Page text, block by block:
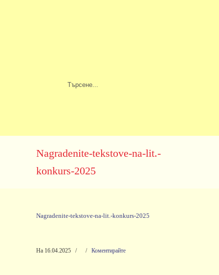
Nagradenite-tekstove-na-lit.-
konkurs-2025
Nagradenite-tekstove-na-lit.-konkurs-2025
На 16.04.2025 / / Коментирайте